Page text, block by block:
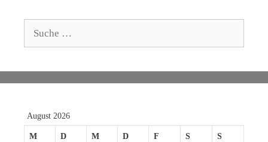
August 2026
M D M D F S S